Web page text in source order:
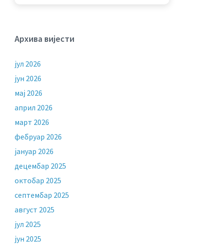
Архива вијести
јул 2026
јун 2026
мај 2026
април 2026
март 2026
фебруар 2026
јануар 2026
децембар 2025
октобар 2025
септембар 2025
август 2025
јул 2025
јун 2025